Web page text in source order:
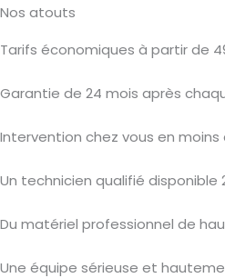
Nos atouts
Tarifs économiques à partir de
Garantie de 24 mois après
Intervention chez vous en moins
Un technicien qualifié disponible
Du matériel professionnel de
Une équipe sérieuse et